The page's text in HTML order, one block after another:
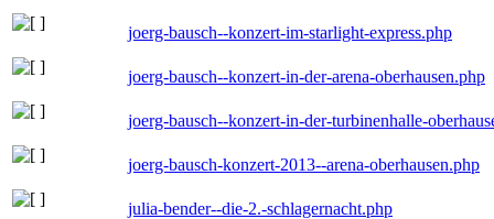
joerg-bausch--konzert-im-starlight-express.php
joerg-bausch--konzert-in-der-arena-oberhausen.php
joerg-bausch--konzert-in-der-turbinenhalle-
joerg-bausch-konzert-2013--arena-oberhausen.php
julia-bender--die-2.-schlagernacht.php